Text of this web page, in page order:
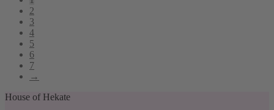
2
3
4
5
6
7
→
House of Hekate